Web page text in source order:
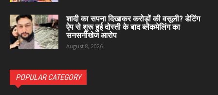
शादी का सपना दिखाकर करोड़ों की वसूली? डेटिंग
ऐप से शुरू हुई दोस्ती के बाद ब्लैकमेलिंग का
सनसनीखेज आरोप
August 8, 2026
POPULAR CATEGORY